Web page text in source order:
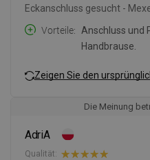
Eckanschluss gesucht -
Vorteile
Anschluss und
Handbrause.
Zeigen Sie den
Die Meinung
AdriA
Qualität: